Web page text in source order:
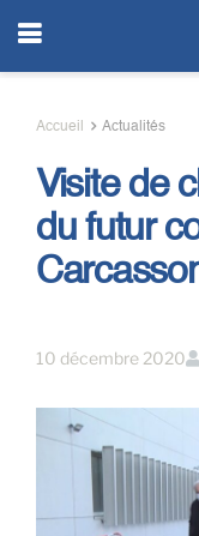
Accueil Actualités
Visite de
du futur
10 décembre 2020